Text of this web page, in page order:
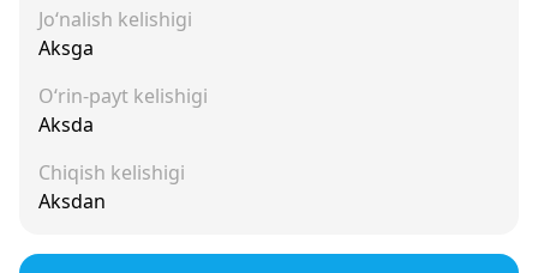
Jo‘nalish kelishigi
Aksga
O‘rin-payt kelishigi
Aksda
Chiqish kelishigi
Aksdan